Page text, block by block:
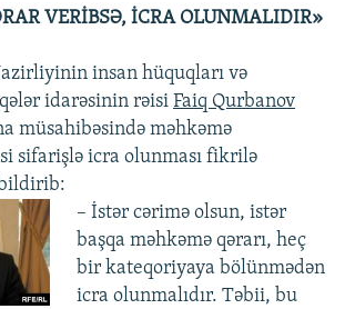
VERİBSƏ, İCRA OLUNMALIDIR»
insan hüquqları və
idarəsinin rəisi Faiq Qurbanov
müsahibəsində məhkəmə
sifarişlə icra olunması fikrilə
bildirib:
– İstər cərimə olsun, istər
başqa məhkəmə qərarı, heç
bir kateqoriyaya bölünmədən
icra olunmalıdır. Təbii, bu